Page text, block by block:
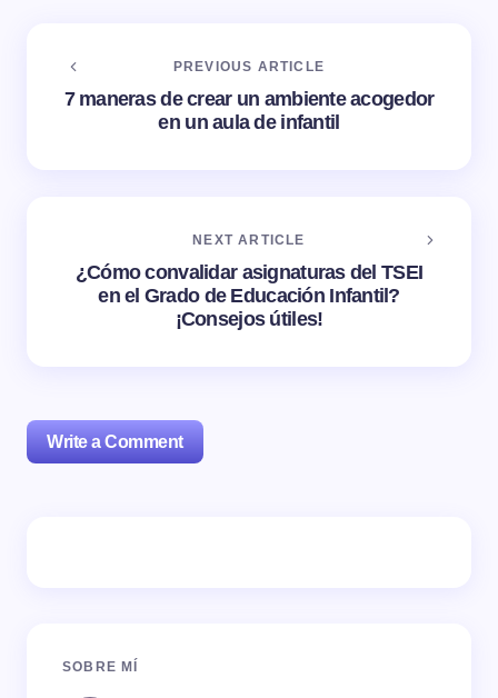
PREVIOUS ARTICLE
7 maneras de crear un ambiente acogedor
en un aula de infantil
NEXT ARTICLE
¿Cómo convalidar asignaturas del TSEI
en el Grado de Educación Infantil?
¡Consejos útiles!
Write a Comment
SOBRE MÍ